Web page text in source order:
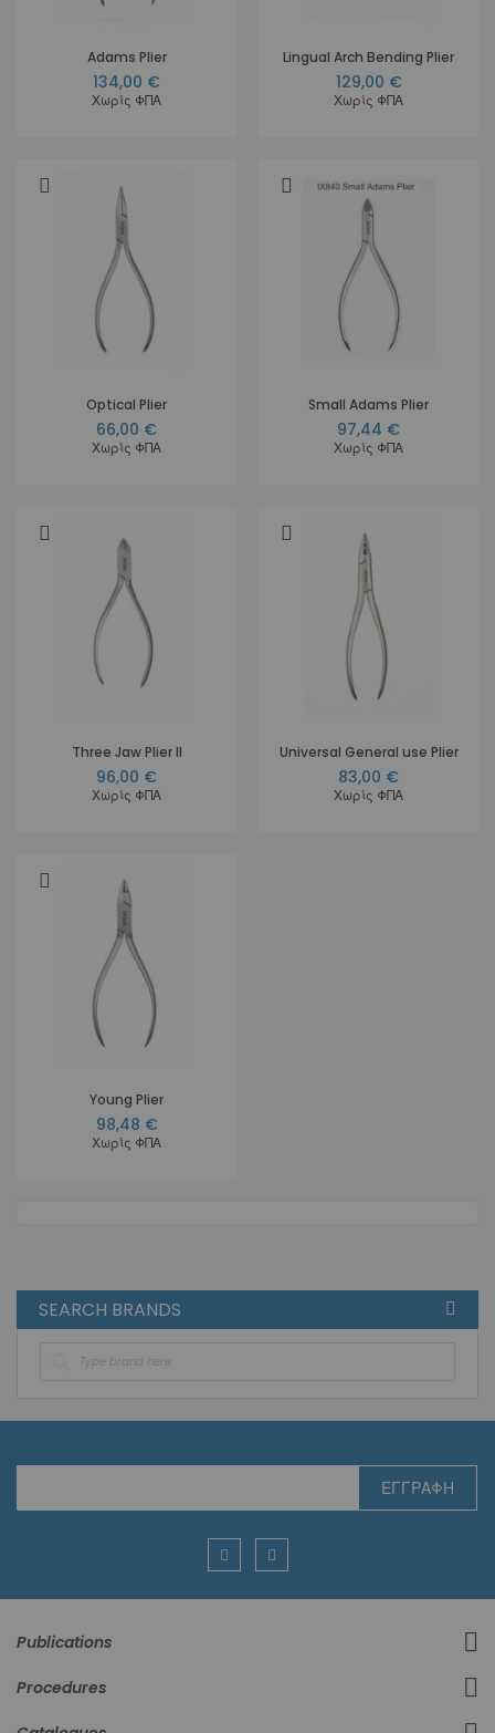
Adams Plier
134,00 €
Χωρίς ΦΠΑ
Lingual Arch Bending Plier
129,00 €
Χωρίς ΦΠΑ
Optical Plier
66,00 €
Χωρίς ΦΠΑ
Small Adams Plier
97,44 €
Χωρίς ΦΠΑ
Three Jaw Plier II
96,00 €
Χωρίς ΦΠΑ
Universal General use Plier
83,00 €
Χωρίς ΦΠΑ
Young Plier
98,48 €
Χωρίς ΦΠΑ
SEARCH BRANDS
Ενημερωτικό
ΕΓΓΡΑΦΉ
Publications
Procedures